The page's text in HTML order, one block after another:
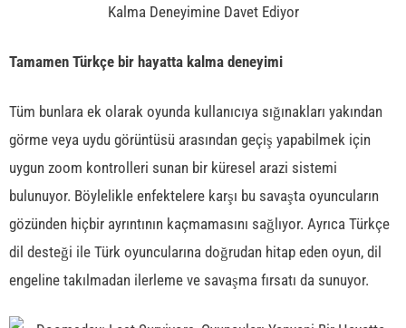
Tamamen Türkçe bir hayatta kalma deneyimi
Tüm bunlara ek olarak oyunda kullanıcıya sığınakları yakından
görme veya uydu görüntüsü arasından geçiş yapabilmek için
uygun zoom kontrolleri sunan bir küresel arazi sistemi
bulunuyor. Böylelikle enfektelere karşı bu savaşta oyuncuların
gözünden hiçbir ayrıntının kaçmamasını sağlıyor. Ayrıca Türkçe
dil desteği ile Türk oyuncularına doğrudan hitap eden oyun, dil
engeline takılmadan ilerleme ve savaşma fırsatı da sunuyor.